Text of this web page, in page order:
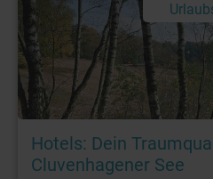
Hotels: Dein
Cluvenhagener See